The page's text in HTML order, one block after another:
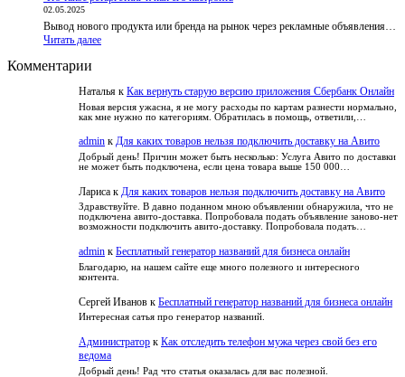
развлечься
безопасно
в
зависимость
текст:
потерять
читателя
02.05.2025
Вывод нового продукта или бренда на рынок через рекламные объявления…
Читать далее:
и
как
его
Комментарии
Наталья к Как вернуть старую версию приложения Сбербанк Онлайн
Новая версия ужасна, я не могу расходы по картам разнести нормально,
как мне нужно по категориям. Обратилась в помощь, ответили,…
admin к Для каких товаров нельзя подключить доставку на Авито
Добрый день! Причин может быть несколько: Услуга Авито по доставки
не может быть подключена, если цена товара выше 150 000…
Лариса к Для каких товаров нельзя подключить доставку на Авито
Здравствуйте. В давно поданном мною объявлении обнаружила, что не
подключена авито-доставка. Попробовала подать объявление заново-нет
возможности подключить авито-доставку. Попробовала подать…
admin к Бесплатный генератор названий для бизнеса онлайн
Благодарю, на нашем сайте еще много полезного и интересного
контента.
Сергей Иванов к Бесплатный генератор названий для бизнеса онлайн
Интересная сатья про генератор названий.
Администратор к Как отследить телефон мужа через свой без его
ведома
Добрый день! Рад что статья оказалась для вас полезной.